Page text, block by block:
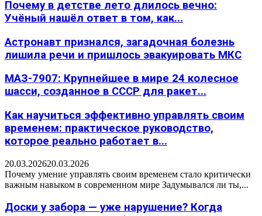
Почему в детстве лето длилось вечно:
Учёный нашёл ответ в том, как...
Астронавт признался, загадочная болезнь
лишила речи и пришлось эвакуировать МКС
МАЗ-7907: Крупнейшее в мире 24 колесное
шасси, созданное в СССР для ракет...
Как научиться эффективно управлять своим
временем: практическое руководство,
которое реально работает в...
20.03.202620.03.2026
Почему умение управлять своим временем стало критически
важным навыком в современном мире Задумывался ли ты,...
Доски у забора — уже нарушение? Когда